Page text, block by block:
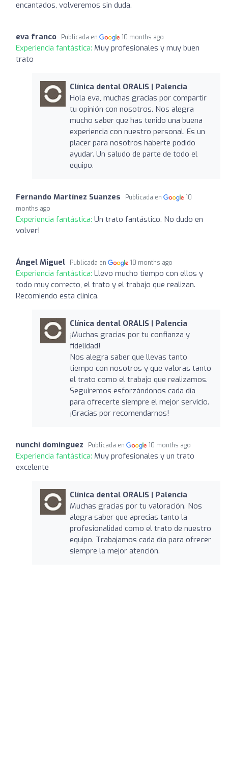
encantados, volveremos sin duda.
eva franco Publicada en 10 months ago
Experiencia fantástica: Muy profesionales y muy buen
trato
Clínica dental ORALIS | Palencia
Hola eva, muchas gracias por compartir
tu opinión con nosotros. Nos alegra
mucho saber que has tenido una buena
experiencia con nuestro personal. Es un
placer para nosotros haberte podido
ayudar. Un saludo de parte de todo el
equipo.
Fernando Martínez Suanzes Publicada en
10
months ago
Experiencia fantástica: Un trato fantástico. No dudo en
volver!
Ángel Miguel Publicada en 10 months ago
Experiencia fantástica: Llevo mucho tiempo con ellos y
todo muy correcto, el trato y el trabajo que realizan.
Recomiendo esta clínica.
Clínica dental ORALIS | Palencia
¡Muchas gracias por tu confianza y
fidelidad!
Nos alegra saber que llevas tanto
tiempo con nosotros y que valoras tanto
el trato como el trabajo que realizamos.
Seguiremos esforzándonos cada día
para ofrecerte siempre el mejor servicio.
¡Gracias por recomendarnos!
nunchi dominguez Publicada en 10 months ago
Experiencia fantástica: Muy profesionales y un trato
excelente
Clínica dental ORALIS | Palencia
Muchas gracias por tu valoración. Nos
alegra saber que aprecias tanto la
profesionalidad como el trato de nuestro
equipo. Trabajamos cada día para ofrecer
siempre la mejor atención.